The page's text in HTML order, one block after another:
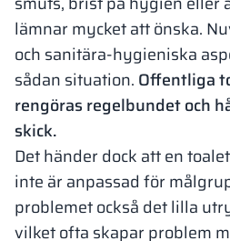
lämnar mycket att önska.
och sanitära-hygieniska
sådan situation. Offentliga
rengöras regelbundet och
skick.
Det händer dock att en
inte är anpassad för
problemet också det lilla
vilket ofta skapar problem